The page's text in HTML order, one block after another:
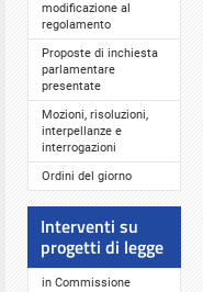
modificazione al
regolamento
Proposte di inchiesta
parlamentare
presentate
Mozioni, risoluzioni,
interpellanze e
interrogazioni
Ordini del giorno
Interventi su
progetti di legge
in Commissione